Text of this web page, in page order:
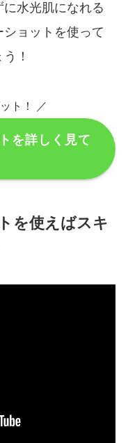
水光肌になれる
ョットを使って
！
ト！ ／
を詳しく見て
を使えばスキ